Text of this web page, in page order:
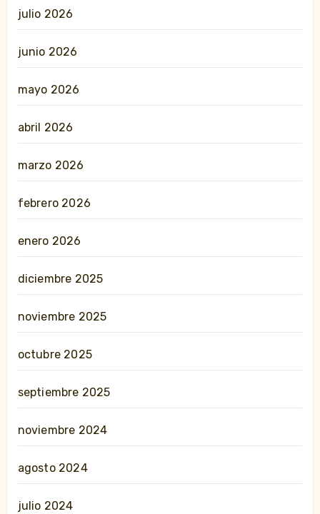
julio 2026
junio 2026
mayo 2026
abril 2026
marzo 2026
febrero 2026
enero 2026
diciembre 2025
noviembre 2025
octubre 2025
septiembre 2025
noviembre 2024
agosto 2024
julio 2024